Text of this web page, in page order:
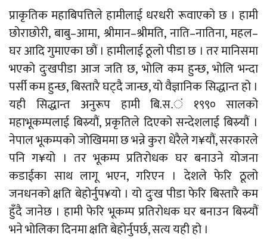
प्राकृतिक महाबिपत्तिले हामीलाई धरधरी रूवाएको छ । हामी
छोराछोरी, बाबु–आमा, श्रीमान–श्रीमति, नाति–नातिना, महल–
घर आदि गुमाएका छौं । हामीलाई ठूलो पीडा छ । तर मानिसमा
भएको दुःखपीडा आज जति छ, भोलि कम हुन्छ, भोलि भन्दा
पर्सी कम हुन्छ, बिस्तारै घट्दै जान्छ, यो वैज्ञानिक सिद्धान्त हो ।
यही सिद्धान्त अनुरूप हामी बि.स.ं १९९० सालको
महाभूकम्पलाई बिस्र्यौं, प्रकृतिले दिएको सन्देशलाई बिस्र्यौं ।
नेपाल भूकम्पको जोखिममा छ भन्ने कुरा धेरैले ग¥यौं, सरकारले
पनि ग¥यो । तर भूकम्प प्रतिरोधक घर बनाउने योजना
कडाईका साथ लागू भएन, गरिएन । देशले फेरि ठूलो
जनधनको क्षति बेहोर्नुप¥यो । यो दुःख पीडा फेरि बिस्तारै कम
हुँदै जानेछ । हामी फेरि भूकम्प प्रतिरोधक घर बनाउन बिस्र्यौं
भने भोलिका दिनमा क्षति बेहोर्नुपर्छ, सत्य यही हो ।